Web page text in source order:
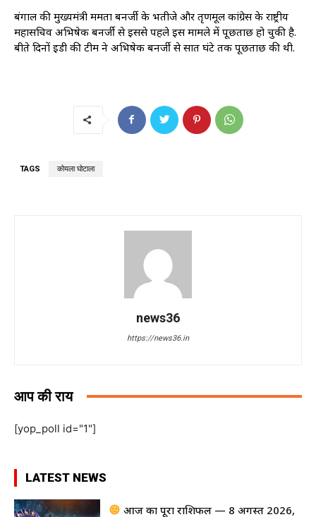
बंगाल की मुख्यमंत्री ममता बनर्जी के भतीजे और तृणमूल कांग्रेस के राष्ट्रीय
महासचिव अभिषेक बनर्जी से इससे पहले इस मामले में पूछताछ हो चुकी है.
बीते दिनों ईडी की टीम ने अभिषेक बनर्जी से सात घंटे तक पूछताछ की थी.
TAGS कोयला घोटाला
news36
https://news36.in
आप की राय
[yop_poll id="1"]
LATEST NEWS
आज का पूरा राशिफल — 8 अगस्त 2026,